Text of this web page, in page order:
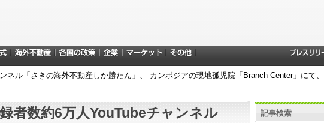
ネル「さきの海外不動産しか勝たん」、 カンボジアの現地孤児院「Branch Center」にて
者数約6万人YouTubeチャンネル
記事検索